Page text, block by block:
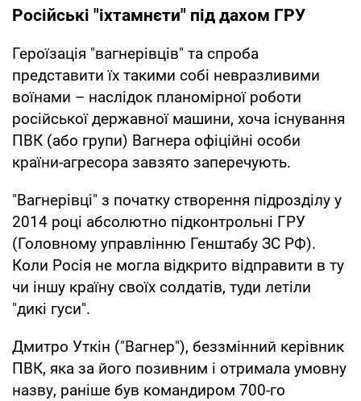
Російські "іхтамнєти" під дахом ГРУ
Героїзація "вагнерівців" та спроба
представити їх такими собі невразливими
воїнами – наслідок планомірної роботи
російської державної машини, хоча існування
ПВК (або групи) Вагнера офіційні особи
країни-агресора завзято заперечують.
"Вагнерівці" з початку створення підрозділу у
2014 році абсолютно підконтрольні ГРУ
(Головному управлінню Генштабу ЗС РФ).
Коли Росія не могла відкрито відправити в ту
чи іншу країну своїх солдатів, туди летіли
"дикі гуси".
Дмитро Уткін ("Вагнер"), беззмінний керівник
ПВК, яка за його позивним і отримала умовну
назву, раніше був командиром 700-го